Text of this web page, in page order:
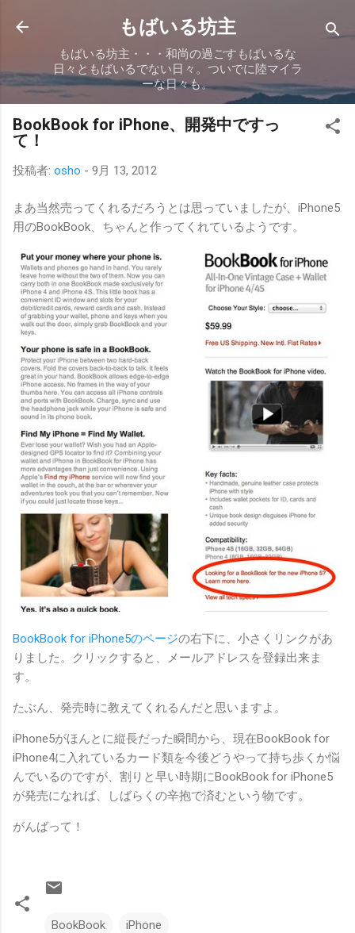
スキップしてメイン コンテンツに移動
もばいる坊主
もばいる坊主・・・和尚の過ごすもばいるな
日々ともばいるでない日々。ついでに陸マイラ
ーな日々も。
BookBook for iPhone、開発中ですっ
て！
投稿者: osho - 9月 13, 2012
まあ当然売ってくれるだろうとは思っていましたが、iPhone5
用のBookBook、ちゃんと作ってくれているようです。
BookBook for iPhone5のページの右下に、小さくリンクがあ
りました。クリックすると、メールアドレスを登録出来ま
す。
たぶん、発売時に教えてくれるんだと思いますよ。
iPhone5がほんとに縦長だった瞬間から、現在BookBook for
iPhone4に入れているカード類を今後どうやって持ち歩くか悩
んでいるのですが、割りと早い時期にBookBook for iPhone5
が発売になれば、しばらくの辛抱で済むという物です。
がんばって！
BookBook iPhone